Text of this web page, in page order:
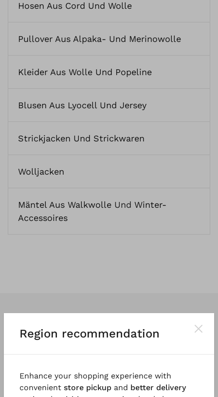
Hosen Aus Cord Und Wolle
Pullover Aus Alpaka- Und Merinowolle
Kleider Aus Wolle Und Popeline
Blusen Aus Lyocell Und Jersey
Strickjacken Und Strickwaren
Wolljacken
Mäntel Aus Walkwolle Und Winter-
Accessoires
und einzigartig wie die Menschen, die
Region recommendation
Enhance your shopping experience with
convenient store pickup and better delivery